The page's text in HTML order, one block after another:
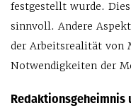
festgestellt wurde.
sinnvoll. Andere
der Arbeitsrealität von
Notwendigkeiten der
Redaktionsgeheimnis